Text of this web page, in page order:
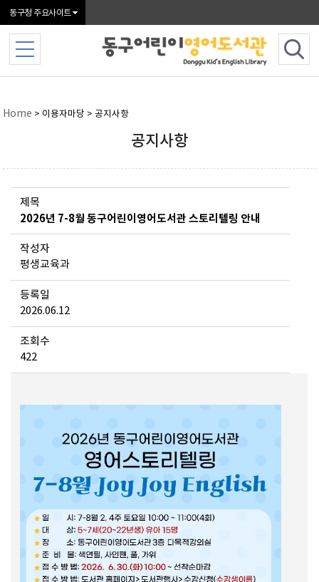
동구청 주요사이트
Home > 이용자마당 > 공지사항
공지사항
제목
2026년 7-8월 동구어린이영어도서관 스토리텔링 안내
작성자
평생교육과
등록일
2026.06.12
조회수
422